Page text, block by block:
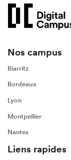
Nos campus
Biarritz
Bordeaux
Lyon
Montpellier
Nantes
Liens rapides